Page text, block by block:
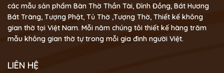
các mẫu sản phẩm Bàn Thờ Thần Tài, Đỉnh Đồng, Bát Hương
Bát Tràng, Tượng Phật, Tủ Thờ ,Tượng Thờ, Thiết kế không
gian thờ tại Việt Nam. Mỗi năm chúng tôi thiết kế hàng trăm
mẫu không gian thờ tự trong mỗi gia đình người Việt.
LIÊN HỆ